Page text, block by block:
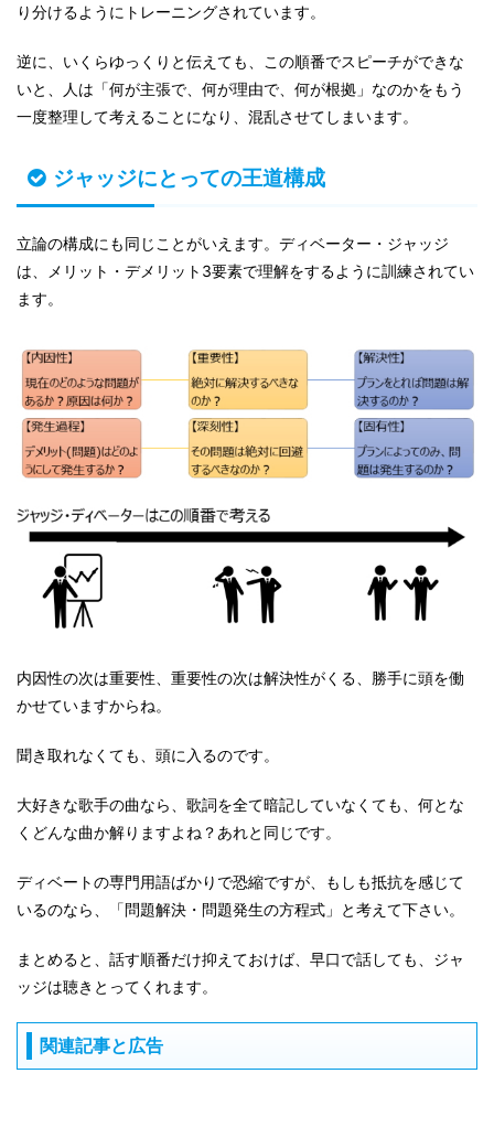
り分けるようにトレーニングされています。
逆に、いくらゆっくりと伝えても、この順番でスピーチができな
いと、人は「何が主張で、何が理由で、何が根拠」なのかをもう
一度整理して考えることになり、混乱させてしまいます。
ジャッジにとっての王道構成
立論の構成にも同じことがいえます。ディベーター・ジャッジ
は、メリット・デメリット3要素で理解をするように訓練されてい
ます。
内因性の次は重要性、重要性の次は解決性がくる、勝手に頭を働
かせていますからね。
聞き取れなくても、頭に入るのです。
大好きな歌手の曲なら、歌詞を全て暗記していなくても、何とな
くどんな曲か解りますよね？あれと同じです。
ディベートの専門用語ばかりで恐縮ですが、もしも抵抗を感じて
いるのなら、「問題解決・問題発生の方程式」と考えて下さい。
まとめると、話す順番だけ抑えておけば、早口で話しても、ジャ
ッジは聴きとってくれます。
関連記事と広告